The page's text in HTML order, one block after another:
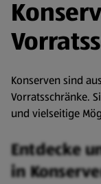
Konserven sind
Vorratsschränke.
und vielseitige
Entdecke
in